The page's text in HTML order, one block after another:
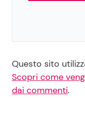
Questo sito
Scopri come
dai commenti.